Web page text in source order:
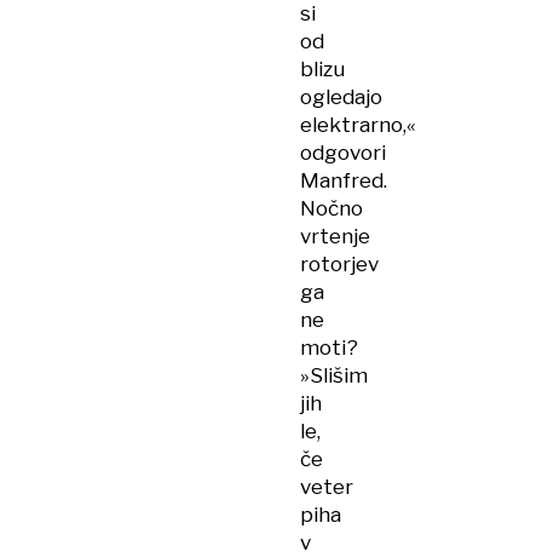
si
od
blizu
ogledajo
elektrarno,«
odgovori
Manfred.
Nočno
vrtenje
rotorjev
ga
ne
moti?
»Slišim
jih
le,
če
veter
piha
v